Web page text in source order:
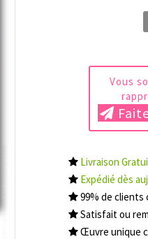
Vous
Livraison
Expédié dès
99% de
Satisfait ou
Œuvre unique